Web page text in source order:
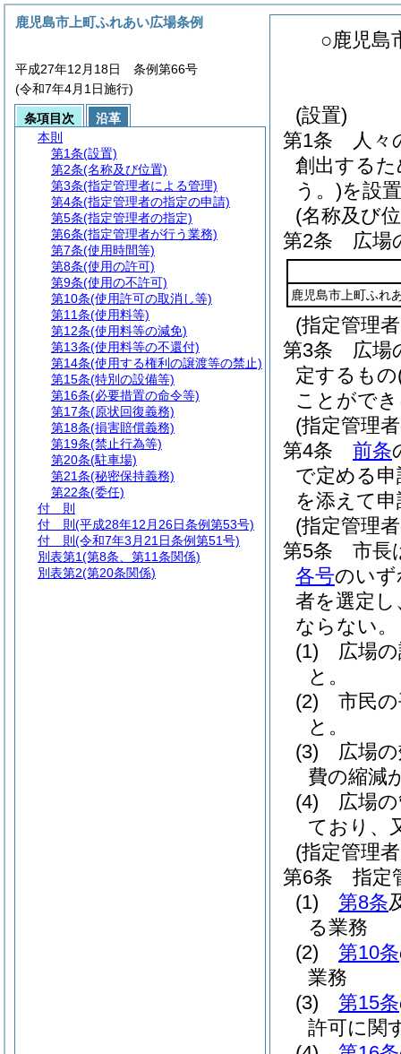
○鹿児島
(設置)
第1条
人々
創出する
う。)を設
(名称及び
第2条
広場
鹿児島市上町ふれ
(指定管理
第3条
広場
定するもの
ことがで
(指定管理
第4条
前条
で定める
を添えて
(指定管理
第5条
市長
各号のいず
者を選定
ならない。
(1)
広場
と。
(2)
市民
と。
(3)
広場
費の縮減
(4)
広場
ており、
(指定管理
第6条
指定
(1)
第8条
る業務
(2)
第10条
業務
(3)
第15条
許可に関
鹿児島市上町ふれあい広場条例
平成27年12月18日 条例第66号
(令和7年4月1日施行)
条項目次
沿革
本則
第1条(設置)
第2条(名称及び位置)
第3条(指定管理者による管理)
第4条(指定管理者の指定の申請)
第5条(指定管理者の指定)
第6条(指定管理者が行う業務)
第7条(使用時間等)
第8条(使用の許可)
第9条(使用の不許可)
第10条(使用許可の取消し等)
第11条(使用料等)
第12条(使用料等の減免)
第13条(使用料等の不還付)
第14条(使用する権利の譲渡等の禁止)
第15条(特別の設備等)
第16条(必要措置の命令等)
第17条(原状回復義務)
第18条(損害賠償義務)
第19条(禁止行為等)
第20条(駐車場)
第21条(秘密保持義務)
第22条(委任)
付 則
付 則 (平成28年12月26日条例第53号)
付 則 (令和7年3月21日条例第51号)
別表第1(第8条、第11条関係)
別表第2(第20条関係)